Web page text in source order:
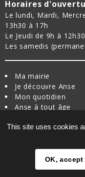
Horaires
Le lundi, Mardi,
13h30 à 17h
Le Jeudi de 9h à
Les samedis
Ma mairie
Je découvre Anse
Mon quotidien
Anse à tout âge
Nouvel arrivant
Traitement des
Mentions légales
Suivez-nous :
This site uses cookies
OK, accept